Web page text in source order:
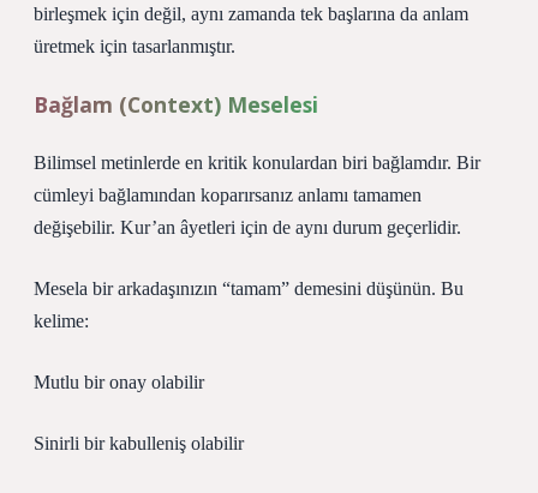
birleşmek için değil, aynı zamanda tek başlarına da anlam
üretmek için tasarlanmıştır.
Bağlam (Context) Meselesi
Bilimsel metinlerde en kritik konulardan biri bağlamdır. Bir
cümleyi bağlamından koparırsanız anlamı tamamen
değişebilir. Kur’an âyetleri için de aynı durum geçerlidir.
Mesela bir arkadaşınızın “tamam” demesini düşünün. Bu
kelime:
Mutlu bir onay olabilir
Sinirli bir kabulleniş olabilir